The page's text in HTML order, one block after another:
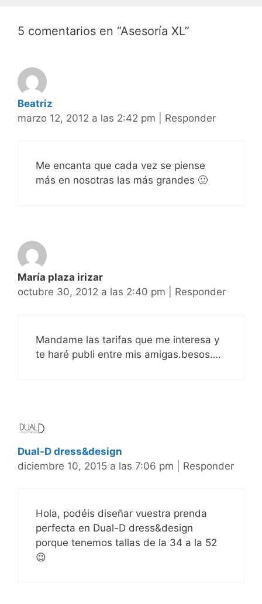
5 comentarios en “Asesoría XL”
Beatriz
marzo 12, 2012 a las 2:42 pm
Responder
Me encanta que cada vez se piense
más en nosotras las más grandes 🙂
María plaza irizar
octubre 30, 2012 a las 2:40 pm
Responder
Mandame las tarifas que me interesa y
te haré publi entre mis amigas.besos….
Dual-D dress&design
diciembre 10, 2015 a las 7:06 pm
Responder
Hola, podéis diseñar vuestra prenda
perfecta en Dual-D dress&design
porque tenemos tallas de la 34 a la 52
😉